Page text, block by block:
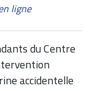
ligne
du Centre
accidentelle